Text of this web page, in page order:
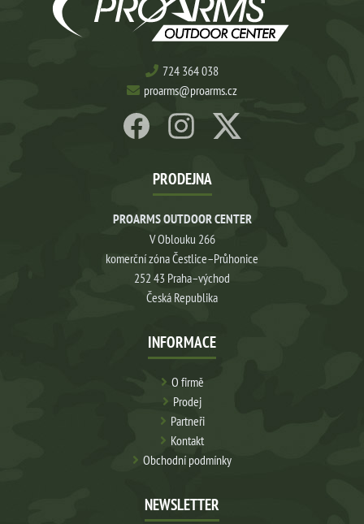
724 364 038
proarms@proarms.cz
PRODEJNA
PROARMS OUTDOOR CENTER
V Oblouku 266
komerční zóna Čestlice–Průhonice
252 43 Praha–východ
Česká Republika
INFORMACE
O firmě
Prodej
Partneři
Kontakt
Obchodní podmínky
NEWSLETTER